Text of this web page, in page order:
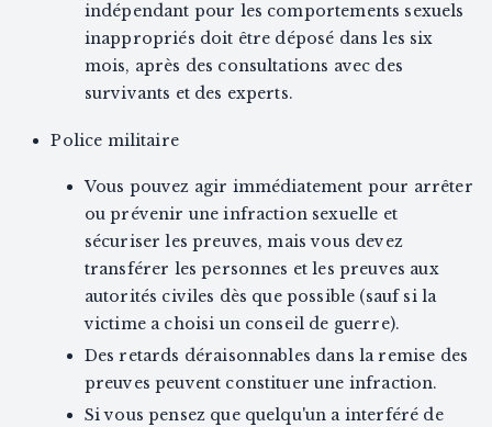
indépendant pour les comportements sexuels
inappropriés doit être déposé dans les six
mois, après des consultations avec des
survivants et des experts.
Police militaire
Vous pouvez agir immédiatement pour arrêter
ou prévenir une infraction sexuelle et
sécuriser les preuves, mais vous devez
transférer les personnes et les preuves aux
autorités civiles dès que possible (sauf si la
victime a choisi un conseil de guerre).
Des retards déraisonnables dans la remise des
preuves peuvent constituer une infraction.
Si vous pensez que quelqu'un a interféré de